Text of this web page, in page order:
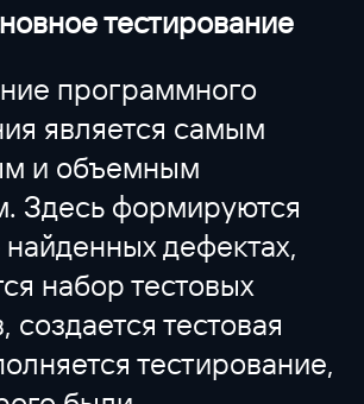
тестирование
программного
является самым
и объемным
Здесь формируются
дефектах,
набор тестовых
создается тестовая
тестирование,